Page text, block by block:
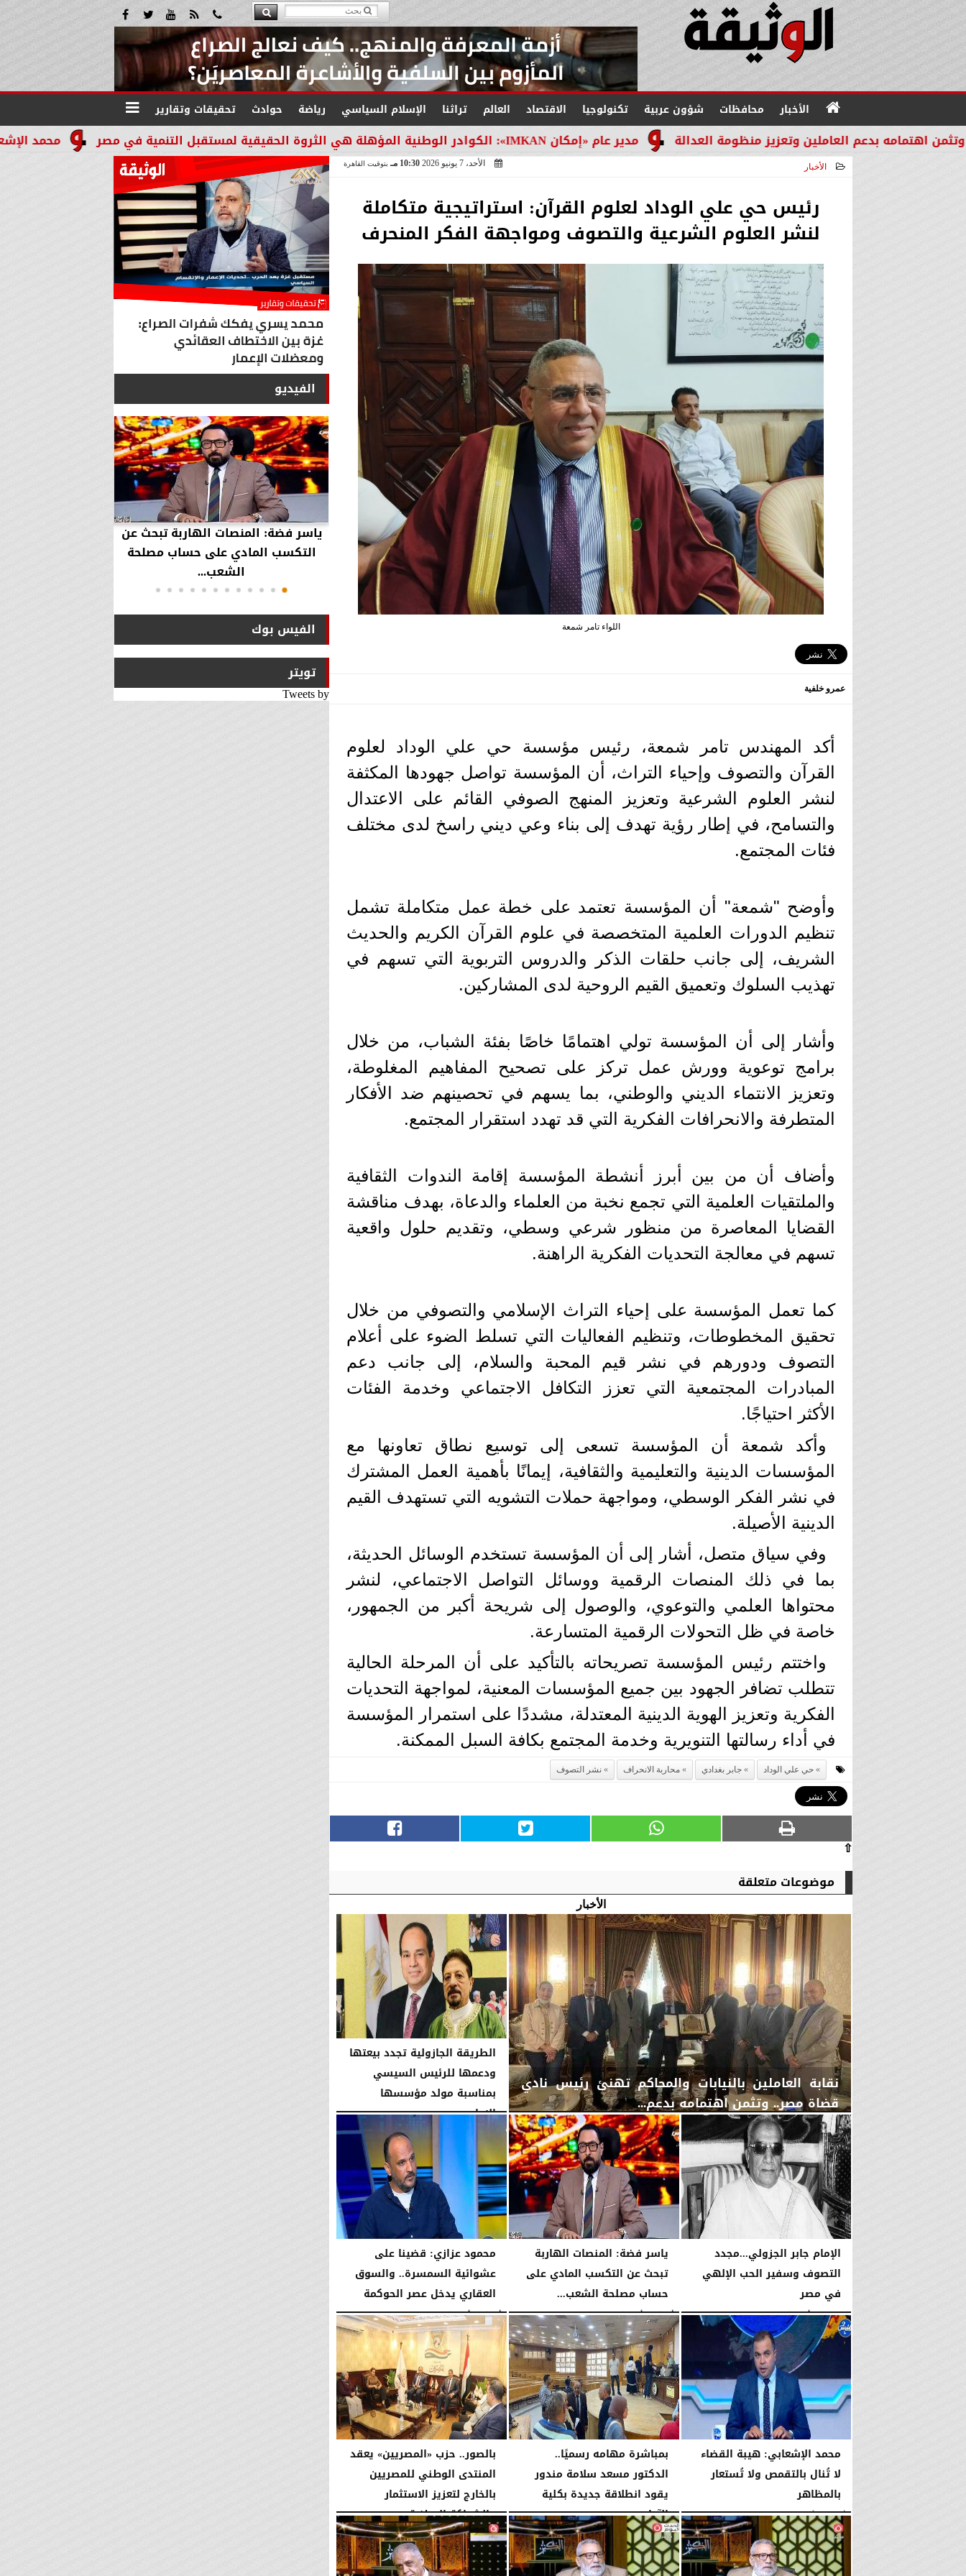
الأخبار محافظات شؤون عربية تكنولوجيا الاقتصاد العالم تراثنا الإسلام السياسي رياضة حوادث تحقيقات وتقارير
محمد الإشعابي: هيبة مدير عام «إمكان IMKAN»: الكوادر الوطنية المؤهلة هي الثروة الحقيقية لمستقبل التنمية في مصر العاملين وتعزيز منظومة العدالة
الأخبار الأحد، 7 يونيو 2026 10:30 مـ بتوقيت القاهرة
رئيس حي علي الوداد لعلوم القرآن: استراتيجية متكاملة
لنشر العلوم الشرعية والتصوف ومواجهة الفكر المنحرف
اللواء تامر شمعة
عمرو خلفية
أكد المهندس تامر شمعة، رئيس مؤسسة حي علي الوداد لعلوم
القرآن والتصوف وإحياء التراث، أن المؤسسة تواصل جهودها المكثفة
لنشر العلوم الشرعية وتعزيز المنهج الصوفي القائم على الاعتدال
والتسامح، في إطار رؤية تهدف إلى بناء وعي ديني راسخ لدى مختلف
فئات المجتمع.
وأوضح "شمعة" أن المؤسسة تعتمد على خطة عمل متكاملة تشمل
تنظيم الدورات العلمية المتخصصة في علوم القرآن الكريم والحديث
الشريف، إلى جانب حلقات الذكر والدروس التربوية التي تسهم في
تهذيب السلوك وتعميق القيم الروحية لدى المشاركين.
وأشار إلى أن المؤسسة تولي اهتمامًا خاصًا بفئة الشباب، من خلال
برامج توعوية وورش عمل تركز على تصحيح المفاهيم المغلوطة،
وتعزيز الانتماء الديني والوطني، بما يسهم في تحصينهم ضد الأفكار
المتطرفة والانحرافات الفكرية التي قد تهدد استقرار المجتمع.
وأضاف أن من بين أبرز أنشطة المؤسسة إقامة الندوات الثقافية
والملتقيات العلمية التي تجمع نخبة من العلماء والدعاة، بهدف مناقشة
القضايا المعاصرة من منظور شرعي وسطي، وتقديم حلول واقعية
تسهم في معالجة التحديات الفكرية الراهنة.
كما تعمل المؤسسة على إحياء التراث الإسلامي والتصوفي من خلال
تحقيق المخطوطات، وتنظيم الفعاليات التي تسلط الضوء على أعلام
التصوف ودورهم في نشر قيم المحبة والسلام، إلى جانب دعم
المبادرات المجتمعية التي تعزز التكافل الاجتماعي وخدمة الفئات
الأكثر احتياجًا.
وأكد شمعة أن المؤسسة تسعى إلى توسيع نطاق تعاونها مع
المؤسسات الدينية والتعليمية والثقافية، إيمانًا بأهمية العمل المشترك
في نشر الفكر الوسطي، ومواجهة حملات التشويه التي تستهدف القيم
الدينية الأصيلة.
وفي سياق متصل، أشار إلى أن المؤسسة تستخدم الوسائل الحديثة،
بما في ذلك المنصات الرقمية ووسائل التواصل الاجتماعي، لنشر
محتواها العلمي والتوعوي، والوصول إلى شريحة أكبر من الجمهور،
خاصة في ظل التحولات الرقمية المتسارعة.
واختتم رئيس المؤسسة تصريحاته بالتأكيد على أن المرحلة الحالية
تتطلب تضافر الجهود بين جميع المؤسسات المعنية، لمواجهة التحديات
الفكرية وتعزيز الهوية الدينية المعتدلة، مشددًا على استمرار المؤسسة
في أداء رسالتها التنويرية وخدمة المجتمع بكافة السبل الممكنة.
حي علي الوداد جابر بغدادي محاربة الانحراف نشر التصوف
⇧
موضوعات متعلقة
الأخبار
نقابة العاملين بالنيابات والمحاكم تهنئ رئيس نادي
قضاة مصر.. وتثمن اهتمامه بدعم...
الخميس، 6 أغسطس 2026 06:22 مـ
الطريقة الجازولية تجدد بيعتها
ودعمها للرئيس السيسي
بمناسبة مولد مؤسسها
الإمام...
الخميس، 6 أغسطس 2026 02:46 مـ
الإمام جابر الجزولي...مجدد
التصوف وسفير الحب الإلهي
في مصر
الخميس، 6 أغسطس 2026 01:45 مـ
ياسر فضة: المنصات الهاربة
تبحث عن التكسب المادي على
حساب مصلحة الشعب...
الأربعاء، 5 أغسطس 2026 08:42 مـ
محمود عزازي: قضينا على
عشوائية السمسرة.. والسوق
العقاري يدخل عصر الحوكمة
الأربعاء، 5 أغسطس 2026 08:19 مـ
محمد الإشعابي: هيبة القضاء
لا تُنال بالتقمص ولا تُستعار
بالمظاهر
الأربعاء، 5 أغسطس 2026 08:17 مـ
بمباشرة مهامه رسميًا..
الدكتور مسعد سلامة مندور
يقود انطلاقة جديدة بكلية
الآداب...
الأربعاء، 5 أغسطس 2026 04:51 مـ
بالصور.. حزب «المصريين» يعقد
المنتدى الوطني للمصريين
بالخارج لتعزيز الاستثمار
والشراكة الوطنية
الثلاثاء، 4 أغسطس 2026 11:31 مـ
الفيديو
أستاذ كيمياء حيوية: غلي اللبن السايب
في المنازل لا يقضي على الأمراض...
ياسر فضة: المنصات الهاربة تبحث عن
التكسب المادي على حساب مصلحة
الشعب...
الفيس بوك
تويتر
Tweets by